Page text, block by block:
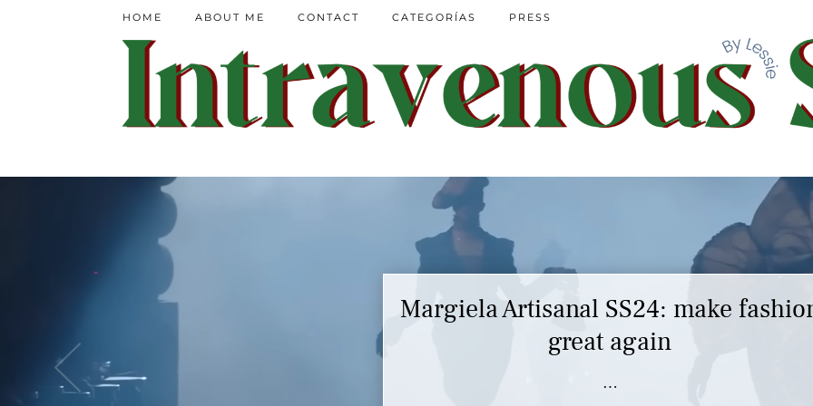
HOME ABOUT ME CONTACT CATEGORÍAS PRESS
Margiela Artisanal SS24: make
great again
…
Marc Jacobs SS23 y el buscar confort
en nuestros héroes
…